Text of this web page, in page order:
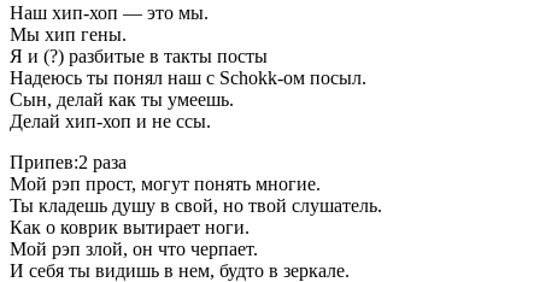
Наш хип-хоп — это мы.
Мы хип гены.
Я и (?) разбитые в такты посты
Надеюсь ты понял наш с Schokk-ом посыл.
Сын, делай как ты умеешь.
Делай хип-хоп и не ссы.
Припев:2 раза
Мой рэп прост, могут понять многие.
Ты кладешь душу в свой, но твой слушатель.
Как о коврик вытирает ноги.
Мой рэп злой, он что черпает.
И себя ты видишь в нем, будто в зеркале.